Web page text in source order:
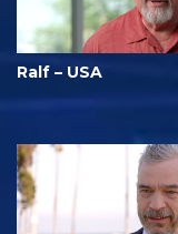
Ralf – USA